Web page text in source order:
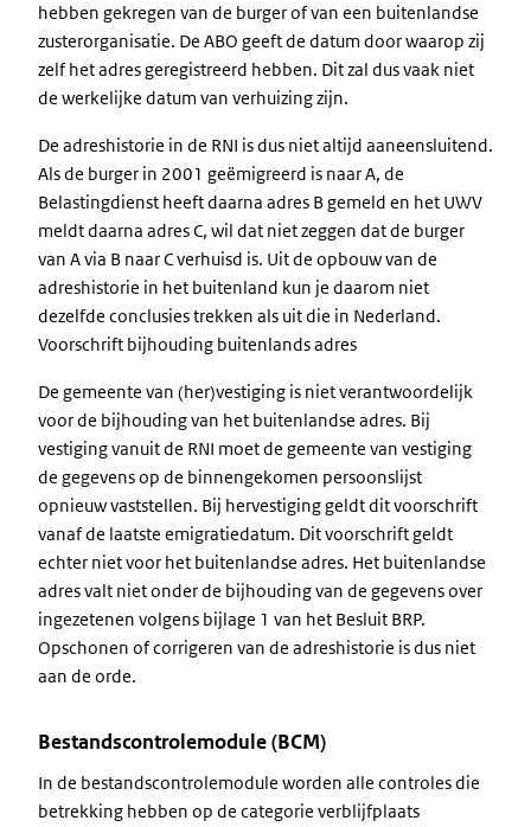
hebben gekregen van de burger of van een buitenlandse
zusterorganisatie. De ABO geeft de datum door waarop zij
zelf het adres geregistreerd hebben. Dit zal dus vaak niet
de werkelijke datum van verhuizing zijn.
De adreshistorie in de RNI is dus niet altijd aaneensluitend.
Als de burger in 2001 geëmigreerd is naar A, de
Belastingdienst heeft daarna adres B gemeld en het UWV
meldt daarna adres C, wil dat niet zeggen dat de burger
van A via B naar C verhuisd is. Uit de opbouw van de
adreshistorie in het buitenland kun je daarom niet
dezelfde conclusies trekken als uit die in Nederland.
Voorschrift bijhouding buitenlands adres
De gemeente van (her)vestiging is niet verantwoordelijk
voor de bijhouding van het buitenlandse adres. Bij
vestiging vanuit de RNI moet de gemeente van vestiging
de gegevens op de binnengekomen persoonslijst
opnieuw vaststellen. Bij hervestiging geldt dit voorschrift
vanaf de laatste emigratiedatum. Dit voorschrift geldt
echter niet voor het buitenlandse adres. Het buitenlandse
adres valt niet onder de bijhouding van de gegevens over
ingezetenen volgens bijlage 1 van het Besluit BRP.
Opschonen of corrigeren van de adreshistorie is dus niet
aan de orde.
Bestandscontrolemodule (BCM)
In de bestandscontrolemodule worden alle controles die
betrekking hebben op de categorie verblijfplaats